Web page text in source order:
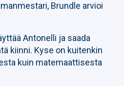
Brundle arvioi
Antonelli ja saada
kiinni. Kyse on kuitenkin
kuin matemaattisesta